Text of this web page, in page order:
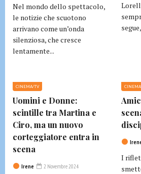
Nel mondo dello spettacolo,
le notizie che scuotono
arrivano come un’onda
silenziosa, che cresce
lentamente...
CINEMA/TV
Uomini e Donne:
scintille tra Martina e
Ciro, ma un nuovo
corteggiatore entra in
scena
Irene 2 Novembre 2024
I